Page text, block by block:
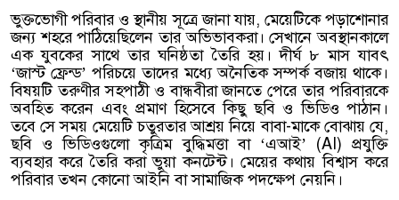
ভুক্তভোগী পরিবার ও স্থানীয় সূত্রে জানা যায়, মেয়েটিকে পড়াশোনার
জন্য শহরে পাঠিয়েছিলেন তার অভিভাবকরা। সেখানে অবস্থানকালে
এক যুবকের সাথে তার ঘনিষ্ঠতা তৈরি হয়। দীর্ঘ ৮ মাস যাবৎ
‘জাস্ট ফ্রেন্ড’ পরিচয়ে তাদের মধ্যে অনৈতিক সম্পর্ক বজায় থাকে।
বিষয়টি তরুণীর সহপাঠী ও বান্ধবীরা জানতে পেরে তার পরিবারকে
অবহিত করেন এবং প্রমাণ হিসেবে কিছু ছবি ও ভিডিও পাঠান।
তবে সে সময় মেয়েটি চতুরতার আশ্রয় নিয়ে বাবা-মাকে বোঝায় যে,
ছবি ও ভিডিওগুলো কৃত্রিম বুদ্ধিমত্তা বা ‘এআই’ (AI) প্রযুক্তি
ব্যবহার করে তৈরি করা ভুয়া কনটেন্ট। মেয়ের কথায় বিশ্বাস করে
পরিবার তখন কোনো আইনি বা সামাজিক পদক্ষেপ নেয়নি।